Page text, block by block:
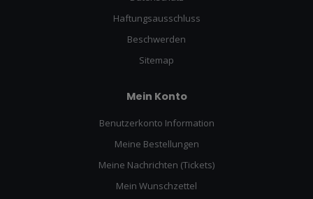
Haftungsausschluss
Beschwerden
Sitemap
Mein Konto
Benutzerkonto Information
Meine Bestellungen
Meine Nachrichten (Tickets)
Mein Wunschzettel